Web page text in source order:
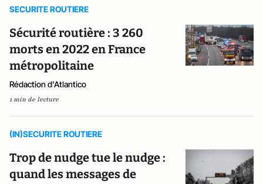
SECURITE ROUTIERE
Sécurité routière : 3 260
morts en 2022 en France
métropolitaine
Rédaction d'Atlantico
1 min de lecture
(IN)SECURITE ROUTIERE
Trop de nudge tue le nudge :
quand les messages de